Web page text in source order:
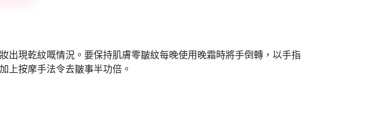
現乾紋嘅情況。要保持肌膚零皺紋每晚使用晚霜時將手倒轉，以手指
上按摩手法令去皺事半功倍。